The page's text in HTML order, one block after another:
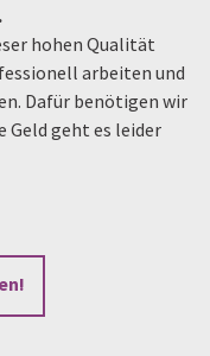
hohen Qualität
arbeiten und
Dafür benötigen wir
Geld geht es leider